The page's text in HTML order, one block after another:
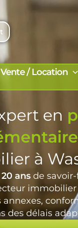
/ Location
en
à
20 ans de
des délais